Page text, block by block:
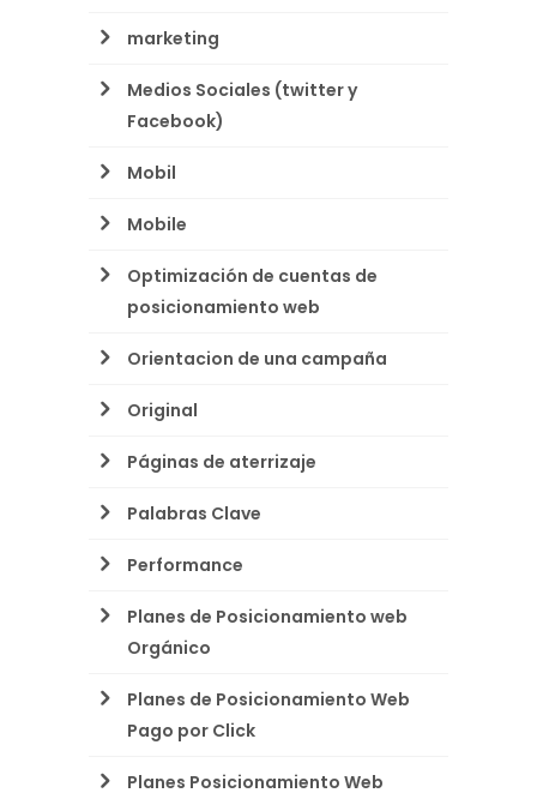
marketing
Medios Sociales (twitter y
Facebook)
Mobil
Mobile
Optimización de cuentas de
posicionamiento web
Orientacion de una campaña
Original
Páginas de aterrizaje
Palabras Clave
Performance
Planes de Posicionamiento web
Orgánico
Planes de Posicionamiento Web
Pago por Click
Planes Posicionamiento Web